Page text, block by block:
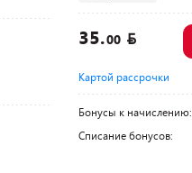
35.00
Картой рассрочки
Бонусы к начислению:
Списание бонусов: